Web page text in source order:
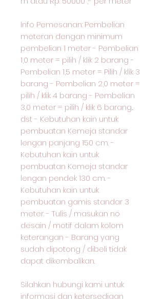
Info Pemesanan: Pembelian
meteran dengan minimum
pembelian 1 meter - Pembelian
1,0 meter = pilih / klik 2 barang -
Pembelian 1,5 meter = Pilih / klik 3
barang - Pembelian 2,0 meter =
pilih / klik 4 barang - Pembelian
3,0 meter = pilih / klik 6 barang...
dst - Kebutuhan kain untuk
pembuatan Kemeja standar
lengan panjang 150 cm. -
Kebutuhan kain untuk
pembuatan Kemeja standar
lengan pendek 130 cm. -
Kebutuhan kain untuk
pembuatan gamis standar 3
meter. - Tulis / masukan no
desain / motif dalam kolom
keterangan - Barang yang
sudah dipotong / dibeli tidak
dapat dikembalikan.
Silahkan hubungi kami untuk
informasi dan ketersediaan